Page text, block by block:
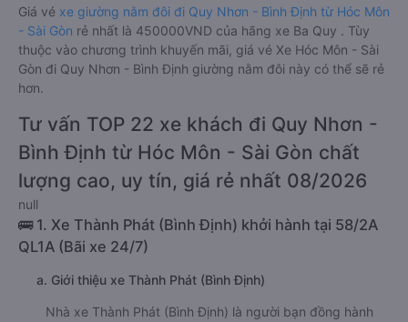
Giá vé xe giường nằm đôi đi Quy Nhơn - Bình Định từ Hóc Môn
- Sài Gòn rẻ nhất là 450000VND của hãng xe Ba Quy . Tùy
thuộc vào chương trình khuyến mãi, giá vé Xe Hóc Môn - Sài
Gòn đi Quy Nhơn - Bình Định giường nằm đôi này có thể sẽ rẻ
hơn.
Tư vấn TOP 22 xe khách đi Quy Nhơn -
Bình Định từ Hóc Môn - Sài Gòn chất
lượng cao, uy tín, giá rẻ nhất 08/2026
null
🚌 1. Xe Thành Phát (Bình Định) khởi hành tại 58/2A
QL1A (Bãi xe 24/7)
a. Giới thiệu xe Thành Phát (Bình Định)
Nhà xe Thành Phát (Bình Định) là người bạn đồng hành